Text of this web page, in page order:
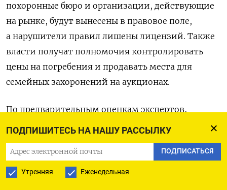
ПОДПИШИТЕСЬ НА НАШУ РАССЫЛКУ
ПОДПИСАТЬСЯ
Утренняя Еженедельная
похоронные бюро и организации, действующие
на рынке, будут вынесены в правовое поле,
а нарушители правил лишены лицензий. Также
власти получат полномочия контролировать
цены на погребения и продавать места для
семейных захоронений на аукционах.
По предварительным оценкам экспертов,
российский похоронный рынок оценивают
Росстата, в 2022 году оборот этого рынка
составил всего 90 млрд рублей. Минстрой